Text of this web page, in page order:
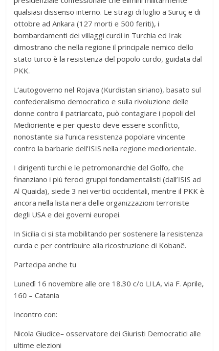
qualsiasi dissenso interno. Le stragi di luglio a Suruç e di
ottobre ad Ankara (127 morti e 500 feriti), i
bombardamenti dei villaggi curdi in Turchia ed Irak
dimostrano che nella regione il principale nemico dello
stato turco è la resistenza del popolo curdo, guidata dal
PKK.
L’autogoverno nel Rojava (Kurdistan siriano), basato sul
confederalismo democratico e sulla rivoluzione delle
donne contro il patriarcato, può contagiare i popoli del
Medioriente e per questo deve essere sconfitto,
nonostante sia l’unica resistenza popolare vincente
contro la barbarie dell’ISIS nella regione mediorientale.
I dirigenti turchi e le petromonarchie del Golfo, che
finanziano i più feroci gruppi fondamentalisti (dall’ISIS ad
Al Quaida), siede 3 nei vertici occidentali, mentre il PKK è
ancora nella lista nera delle organizzazioni terroriste
degli USA e dei governi europei.
In Sicilia ci si sta mobilitando per sostenere la resistenza
curda e per contribuire alla ricostruzione di Kobanê.
Partecipa anche tu
Lunedì 16 novembre alle ore 18.30 c/o LILA, via F. Aprile,
160 – Catania
Incontro con:
Nicola Giudice– osservatore dei Giuristi Democratici alle
ultime elezioni